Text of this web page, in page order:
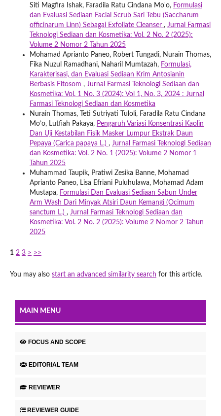
Siti Magfira Ishak, Faradila Ratu Cindana Mo'o, Formulasi
dan Evaluasi Sediaan Facial Scrub Sari Tebu (Saccharum
officinarum Linn) Sebagai Exfoliate Cleanser , Jurnal Farmasi
Teknologi Sediaan dan Kosmetika: Vol. 2 No. 2 (2025):
Volume 2 Nomor 2 Tahun 2025
Mohamad Aprianto Paneo, Robert Tungadi, Nurain Thomas,
Fika Nuzul Ramadhani, Naharil Mumtazah, Formulasi,
Karakterisasi, dan Evaluasi Sediaan Krim Antosianin
Berbasis Fitosom , Jurnal Farmasi Teknologi Sediaan dan
Kosmetika: Vol. 1 No. 3 (2024): Vol 1, No. 3, 2024 : Jurnal
Farmasi Teknologi Sediaan dan Kosmetika
Nurain Thomas, Teti Sutriyati Tuloli, Faradila Ratu Cindana
Mo’o, Lutfiah Pakaya, Pengaruh Variasi Konsentrasi Kaolin
Dan Uji Kestabilan Fisik Masker Lumpur Ekstrak Daun
Pepaya (Carica papaya L.) , Jurnal Farmasi Teknologi Sediaan
dan Kosmetika: Vol. 2 No. 1 (2025): Volume 2 Nomor 1
Tahun 2025
Muhammad Taupik, Pratiwi Zesika Banne, Mohamad
Aprianto Paneo, Lisa Efriani Puluhulawa, Mohamad Adam
Mustapa, Formulasi Dan Evaluasi Sediaan Sabun Under
Arm Wash Dari Minyak Atsiri Daun Kemangi (Ocimum
sanctum L.) , Jurnal Farmasi Teknologi Sediaan dan
Kosmetika: Vol. 2 No. 2 (2025): Volume 2 Nomor 2 Tahun
2025
1 2 3 > >>
You may also start an advanced similarity search for this article.
MAIN MENU
FOCUS AND SCOPE
EDITORIAL TEAM
REVIEWER
REVIEWER GUIDE